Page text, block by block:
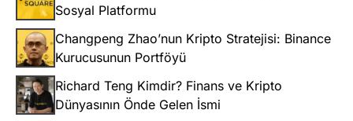
Sosyal Platformu
Changpeng Zhao’nun Kripto Stratejisi: Binance
Kurucusunun Portföyü
Richard Teng Kimdir? Finans ve Kripto
Dünyasının Önde Gelen İsmi